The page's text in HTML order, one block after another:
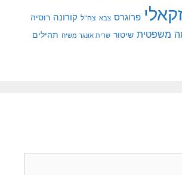
פרוגרס צבא צה"ל קורונה רוסיה
משפטית שיטור שרית אונגר משיח תהילים